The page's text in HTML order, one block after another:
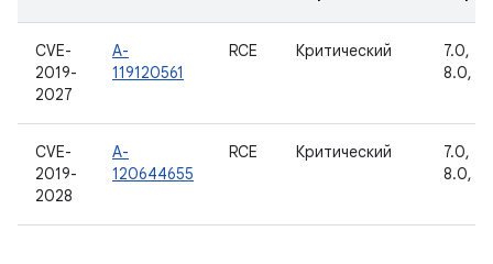
CVE-
2019-
2027
A-
119120561
RCE Критический
7.0,
8.0,
CVE-
2019-
2028
A-
120644655
RCE Критический
7.0,
8.0,